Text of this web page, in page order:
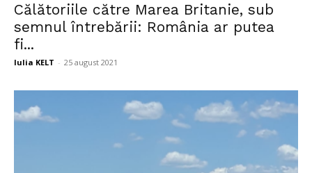
Călătoriile către Marea Britanie, sub
semnul întrebării: România ar putea
fi...
Iulia KELT - 25 august 2021